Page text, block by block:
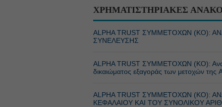
ΧΡΗΜΑΤΙΣΤΗΡΙΑΚΕΣ
ALPHA TRUST ΣΥΜΜΕΤΟΧΩΝ (ΚΟ):
ΣΥΝΕΛΕΥΣΗΣ
ALPHA TRUST ΣΥΜΜΕΤΟΧΩΝ (ΚΟ):
δικαιώματος εξαγοράς των μετοχών
ALPHA TRUST ΣΥΜΜΕΤΟΧΩΝ (ΚΟ):
ΚΕΦΑΛΑΙΟΥ ΚΑΙ ΤΟΥ ΣΥΝΟΛΙΚΟΥ